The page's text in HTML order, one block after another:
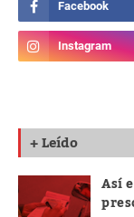
+ Leído
Así